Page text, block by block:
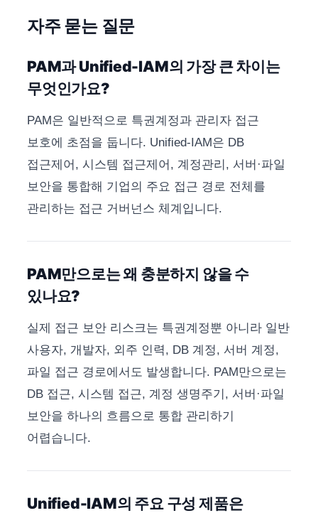
자주 묻는 질문
PAM과 Unified-IAM의 가장 큰 차이는
무엇인가요?
PAM은 일반적으로 특권계정과 관리자 접근
보호에 초점을 둡니다. Unified-IAM은 DB
접근제어, 시스템 접근제어, 계정관리, 서버·파일
보안을 통합해 기업의 주요 접근 경로 전체를
관리하는 접근 거버넌스 체계입니다.
PAM만으로는 왜 충분하지 않을 수
있나요?
실제 접근 보안 리스크는 특권계정뿐 아니라 일반
사용자, 개발자, 외주 인력, DB 계정, 서버 계정,
파일 접근 경로에서도 발생합니다. PAM만으로는
DB 접근, 시스템 접근, 계정 생명주기, 서버·파일
보안을 하나의 흐름으로 통합 관리하기
어렵습니다.
Unified-IAM의 주요 구성 제품은